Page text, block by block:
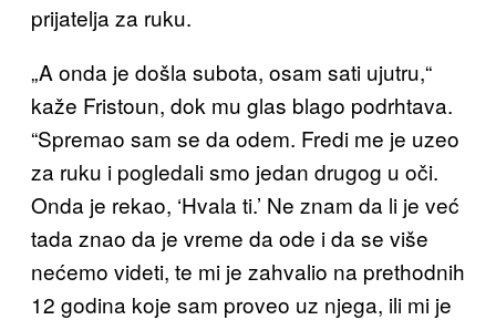
prijatelja za ruku.
„A onda je došla subota, osam sati ujutru,“
kaže Fristoun, dok mu glas blago podrhtava.
“Spremao sam se da odem. Fredi me je uzeo
za ruku i pogledali smo jedan drugog u oči.
Onda je rekao, ‘Hvala ti.’ Ne znam da li je već
tada znao da je vreme da ode i da se više
nećemo videti, te mi je zahvalio na prethodnih
12 godina koje sam proveo uz njega, ili mi je